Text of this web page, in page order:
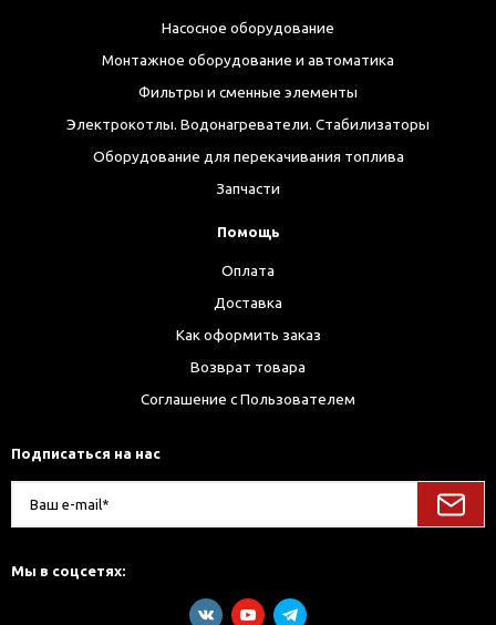
Насосное оборудование
Монтажное оборудование и автоматика
Фильтры и сменные элементы
Электрокотлы. Водонагреватели. Стабилизаторы
Оборудование для перекачивания топлива
Запчасти
Помощь
Оплата
Доставка
Как оформить заказ
Возврат товара
Соглашение с Пользователем
Подписаться на нас
Мы в соцсетях: